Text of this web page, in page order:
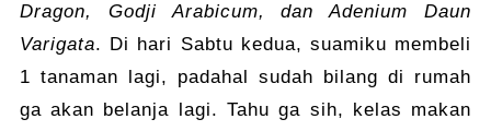
Dragon, Godji Arabicum, dan Adenium Daun
Varigata. Di hari Sabtu kedua, suamiku membeli
1 tanaman lagi, padahal sudah bilang di rumah
ga akan belanja lagi. Tahu ga sih, kelas makan